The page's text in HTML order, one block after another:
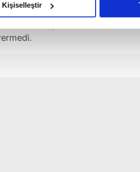
kendimize ve üçüncü kişilere ait
Kişiselleştir
Fener
'i 2-1 öne
hakem penaltı